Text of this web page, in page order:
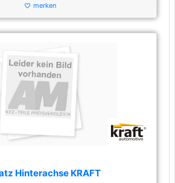
favorite_border merken
Hinterachse KRAFT